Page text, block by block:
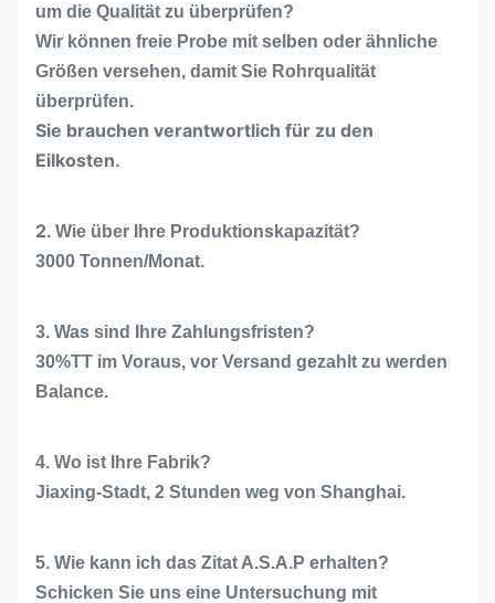
um die Qualität zu überprüfen?
Wir können freie Probe mit selben oder ähnliche
Größen versehen, damit Sie Rohrqualität
überprüfen.
Sie brauchen verantwortlich für zu den
Eilkosten.
2. Wie über Ihre Produktionskapazität?
3000 Tonnen/Monat.
3. Was sind Ihre Zahlungsfristen?
30%TT im Voraus, vor Versand gezahlt zu werden
Balance.
4. Wo ist Ihre Fabrik?
Jiaxing-Stadt, 2 Stunden weg von Shanghai.
5. Wie kann ich das Zitat A.S.A.P erhalten?
Schicken Sie uns eine Untersuchung mit